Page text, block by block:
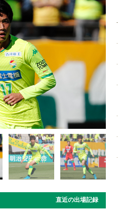
直近の出場記録